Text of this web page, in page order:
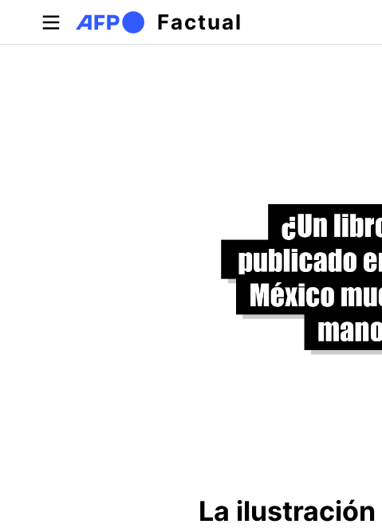
Pasar al contenido principal
Factual
Solapas principales
La